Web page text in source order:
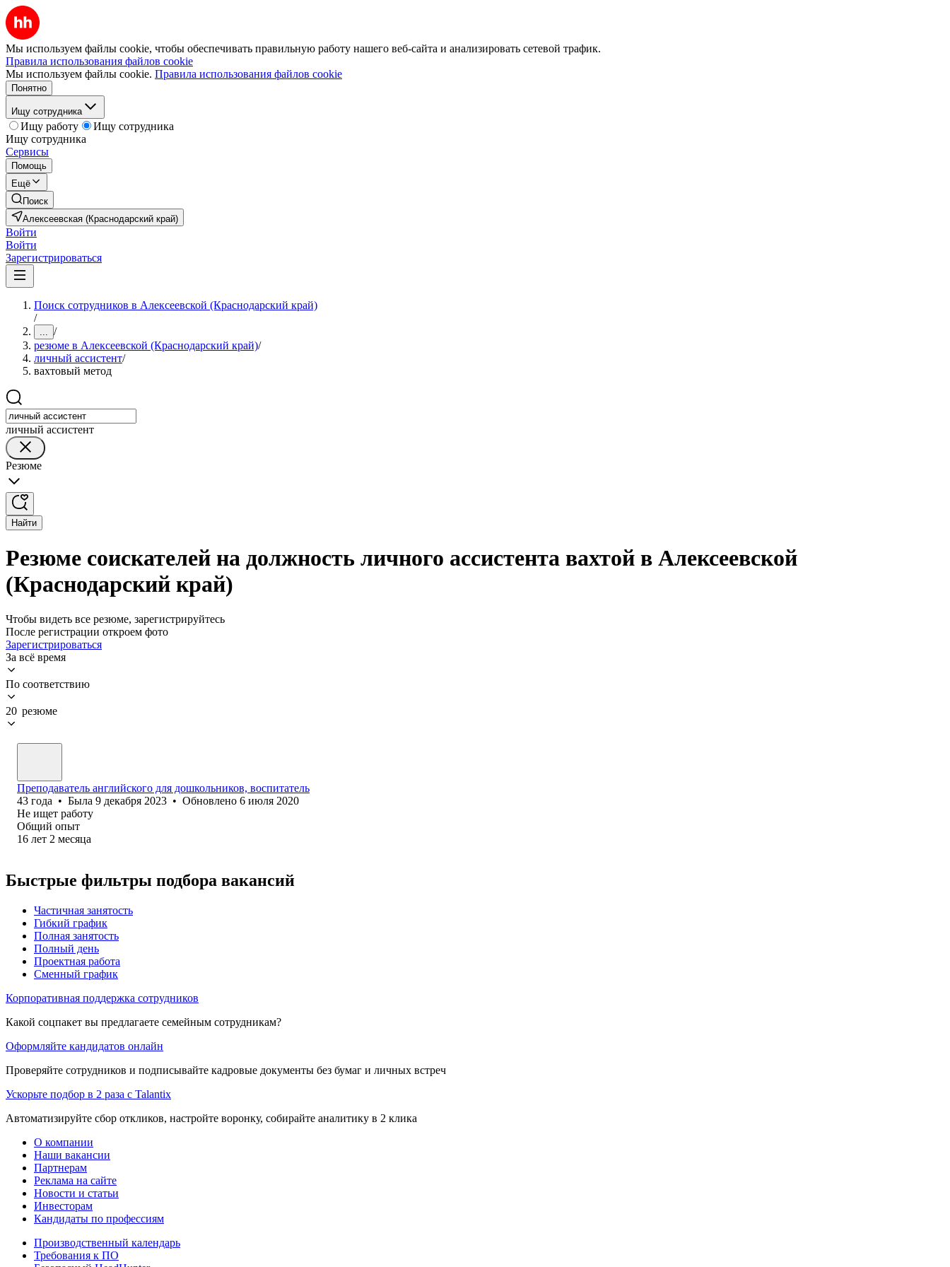
Мы используем файлы cookie, чтобы обеспечивать правильную работу нашего веб-сайта и анализировать сетевой трафик.
Правила использования файлов cookie
Мы используем файлы cookie. Правила использования файлов cookie
Понятно
Ищу сотрудника
Ищу работу
Ищу сотрудника
Ищу сотрудника
Сервисы
Помощь
Ещё
Поиск
Алексеевская (Краснодарский край)
Войти
Войти
Зарегистрироваться
Поиск сотрудников в Алексеевской (Краснодарский край)
/
... /
резюме в Алексеевской (Краснодарский край)/
личный ассистент/
вахтовый метод
личный ассистент
Резюме
Найти
Резюме соискателей на должность личного ассистента вахтой в Алексеевской
(Краснодарский край)
Чтобы видеть все резюме, зарегистрируйтесь
После регистрации откроем фото
Зарегистрироваться
За всё время
По соответствию
20 резюме
Преподаватель английского для дошкольников, воспитатель
43 года • Была 9 декабря 2023 • Обновлено 6 июля 2020
Не ищет работу
Общий опыт
16 лет 2 месяца
Быстрые фильтры подбора вакансий
Частичная занятость
Гибкий график
Полная занятость
Полный день
Проектная работа
Сменный график
Корпоративная поддержка сотрудников
Какой соцпакет вы предлагаете семейным сотрудникам?
Оформляйте кандидатов онлайн
Проверяйте сотрудников и подписывайте кадровые документы без бумаг и личных встреч
Ускорьте подбор в 2 раза с Talantix
Автоматизируйте сбор откликов, настройте воронку, собирайте аналитику в 2 клика
О компании
Наши вакансии
Партнерам
Реклама на сайте
Новости и статьи
Инвесторам
Кандидаты по профессиям
Производственный календарь
Требования к ПО